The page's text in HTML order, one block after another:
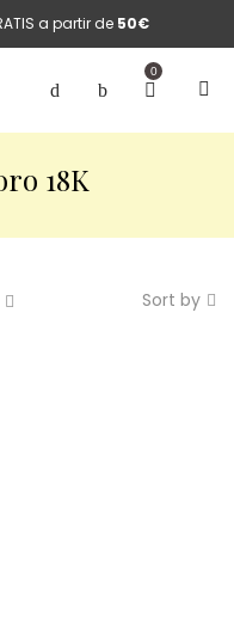
a partir de 50€
0
18K
Sort by